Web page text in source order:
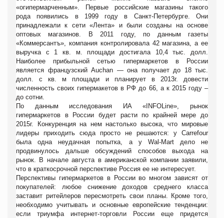
«огипермарченным». Первые российские магазины такого
рода появились в 1999 году в Санкт-Петербурге. Они
принадлежали к сети «Лента» и были созданы на основе
оптовых магазинов. В 2011 году, по данным газеты
«Коммерсантъ», компания контролировала 42 магазина, а ее
выручка с 1 кв. м. площади достигала 10,4 тыс. долл.
Наиболее прибыльной сетью гипермаркетов в России
является французский Auchan — она получает до 18 тыс.
долл. с кв. м площади и планирует в 2013г. довести
численность своих гипермакетов в РФ до 66, а к 2015 году –
до сотни.
По данным исследования ИА «INFOLine», рынок
гипермаркетов в России будет расти по крайней мере до
2015г. Конкуренция на нем настолько высока, что мировые
лидеры приходить сюда просто не решаются: у Carrefour
была
одна неудачная попытка, а у Wal-Mart дело не
продвинулось дальше обсуждений способов выхода на
рынок. В начале августа в американской компании заявили,
что в краткосрочной перспективе Россия ее не интересует.
Перспективы гипермаркетов в России во многом зависят от
покупателей: любое снижение доходов среднего класса
заставит ритейлеров пересмотреть свои планы. Кроме того,
необходимо учитывать и основные европейские тенденции:
если триумфа интернет-торговли России еще придется